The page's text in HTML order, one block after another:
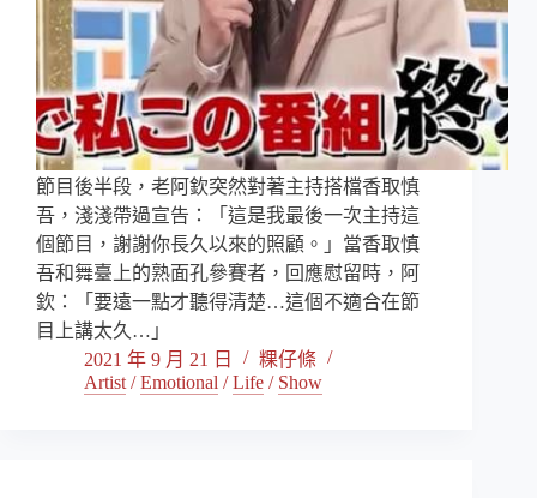
節目後半段，老阿欽突然對著主持搭檔香取慎
吾，淺淺帶過宣告：「這是我最後一次主持這
個節目，謝謝你長久以來的照顧。」當香取慎
吾和舞臺上的熟面孔參賽者，回應慰留時，阿
欽：「要遠一點才聽得清楚…這個不適合在節
目上講太久…」
2021 年 9 月 21 日
粿仔條
Artist /Emotional /Life / Show